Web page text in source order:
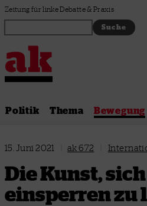
Zum Inhalt springen
Zeitung für linke Debatte & Praxis
Politik Thema Bewegung
15. Juni 2021 ak 672
Die Kunst,
einsperren zu